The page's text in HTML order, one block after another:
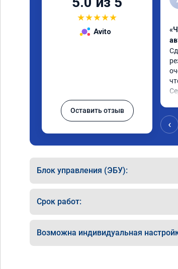
★★★★★
Avito
Оставить отзыв
‹
Блок управления (ЭБУ):
Срок работ:
Возможна индивидуальная